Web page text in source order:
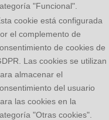
"Funcional".
cookie está configurada
el complemento de
de cookies de
Las cookies se utilizan
almacenar el
del usuario
las cookies en la
"Otras cookies".